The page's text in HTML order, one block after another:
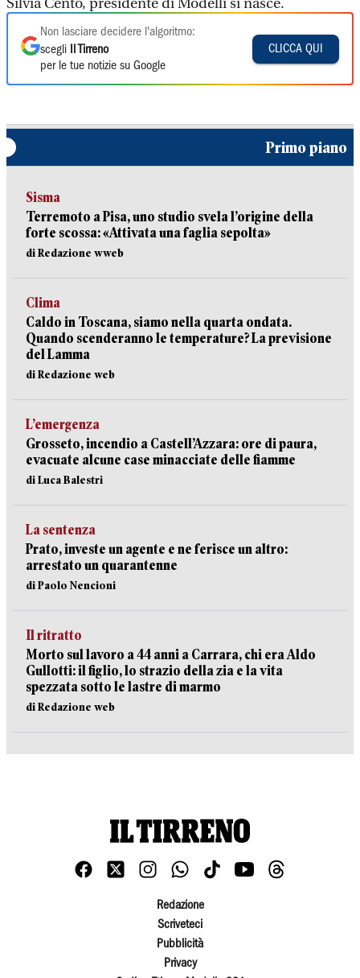
Silvia Cento, presidente di Modelli si nasce.
Non lasciare decidere l'algoritmo:
scegli
Il Tirreno
per le tue notizie su Google
CLICCA QUI
Primo piano
Sisma
Terremoto a Pisa, uno studio svela l’origine della
forte scossa: «Attivata una faglia sepolta»
di Redazione wweb
Clima
Caldo in Toscana, siamo nella quarta ondata.
Quando scenderanno le temperature? La previsione
del Lamma
di Redazione web
L’emergenza
Grosseto, incendio a Castell’Azzara: ore di paura,
evacuate alcune case minacciate delle fiamme
di Luca Balestri
La sentenza
Prato, investe un agente e ne ferisce un altro:
arrestato un quarantenne
di Paolo Nencioni
Il ritratto
Morto sul lavoro a 44 anni a Carrara, chi era Aldo
Gullotti: il figlio, lo strazio della zia e la vita
spezzata sotto le lastre di marmo
di Redazione web
Redazione
Scriveteci
Pubblicità
Privacy